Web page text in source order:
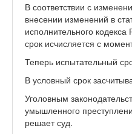
В соответствии с
внесении изменений в
исполнительного
срок исчисляется с
Теперь испытательный
В условный срок
Уголовным
умышленного
решает суд.